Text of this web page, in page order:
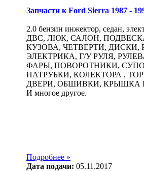
Запчасти к Ford Sierra 1987 -
2.0 бензин инжектор, седан,
ДВС, ЛЮК, САЛОН,
КУЗОВА, ЧЕТВЕРТИ, ДИСКИ,
ЭЛЕКТРИКА, Г/У РУЛЯ,
ФАРЫ, ПОВОРОТНИКИ,
ПАТРУБКИ, КОЛЕКТОРА ,
ДВЕРИ, ОБШИВКИ, КРЫШКА
И многое другое.
Подробнее »
Дата подачи: 05.11.2017